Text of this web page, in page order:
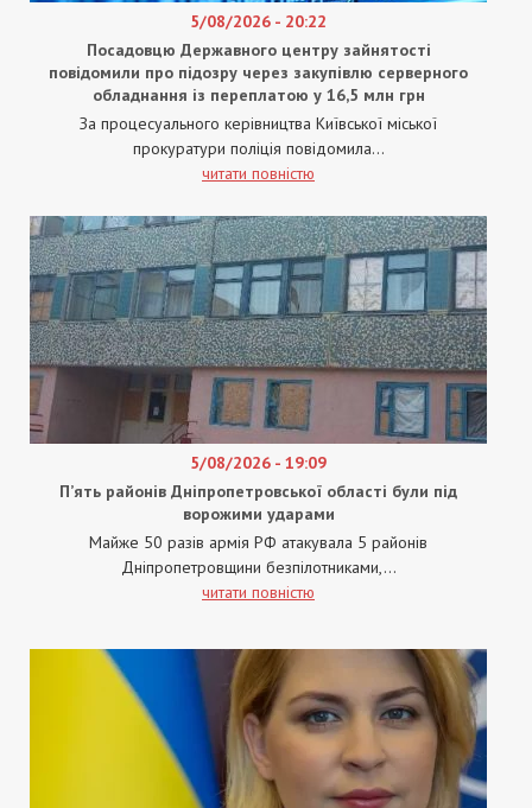
5/08/2026 - 20:22
Посадовцю Державного центру зайнятості
повідомили про підозру через закупівлю серверного
обладнання із переплатою у 16,5 млн грн
За процесуального керівництва Київської міської
прокуратури поліція повідомила...
читати повністю
5/08/2026 - 19:09
П’ять районів Дніпропетровської області були під
ворожими ударами
Майже 50 разів армія РФ атакувала 5 районів
Дніпропетровщини безпілотниками,...
читати повністю